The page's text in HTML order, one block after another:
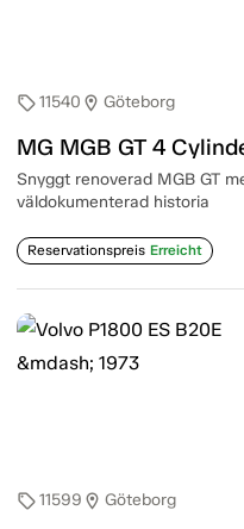
sell11540 location_on Göteborg
MG MGB GT 4
Snyggt renoverad MGB GT
väldokumenterad historia
Reservationspreis Erreicht
sell11599 location_on Göteborg